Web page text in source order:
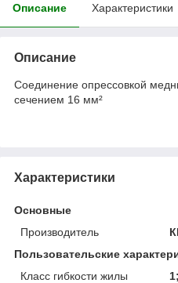
Описание Характеристики
Описание
Соединение опрессовкой
сечением 16 мм²
Характеристики
Основные
Производитель
Пользовательские
Класс гибкости жилы